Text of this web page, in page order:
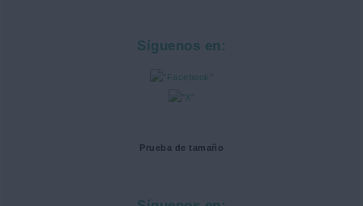
Síguenos en:
Prueba de tamaño